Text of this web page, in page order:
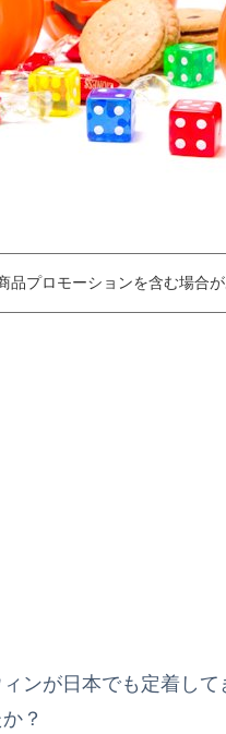
品プロモーションを含む場合が
ンが日本でも定着して
？